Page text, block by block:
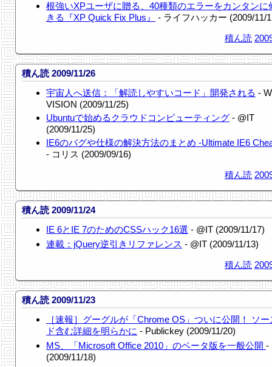
根強いXPユーザに贈る、40種類のエラーをカンタンに
きる『XP Quick Fix Plus』
- ライフハッカー (2009/11/
積ん読
積ん読 2009/11/26
宇宙人へ送信：「解読しやすいコード」開発される -
VISION (2009/11/25)
Ubuntuで始めるクラウドコンピューティング - @IT
(2009/11/25)
IE6のバグや仕様の解決方法のまとめ -Ultimate IE6
- コリス (2009/09/16)
積ん読
積ん読 2009/11/24
IE 6とIE 7のためのCSSハック16選 - @IT (2009/11/17)
連載：jQuery逆引きリファレンス - @IT (2009/11/13)
積ん読
積ん読 2009/11/23
［速報］グーグルが「Chrome OS」ついに公開！ ソ
ド含む詳細を明らかに - Publickey (2009/11/20)
MS、「Microsoft Office 2010」のベータ版を一般公開 -
(2009/11/18)